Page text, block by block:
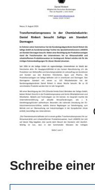
Schreibe